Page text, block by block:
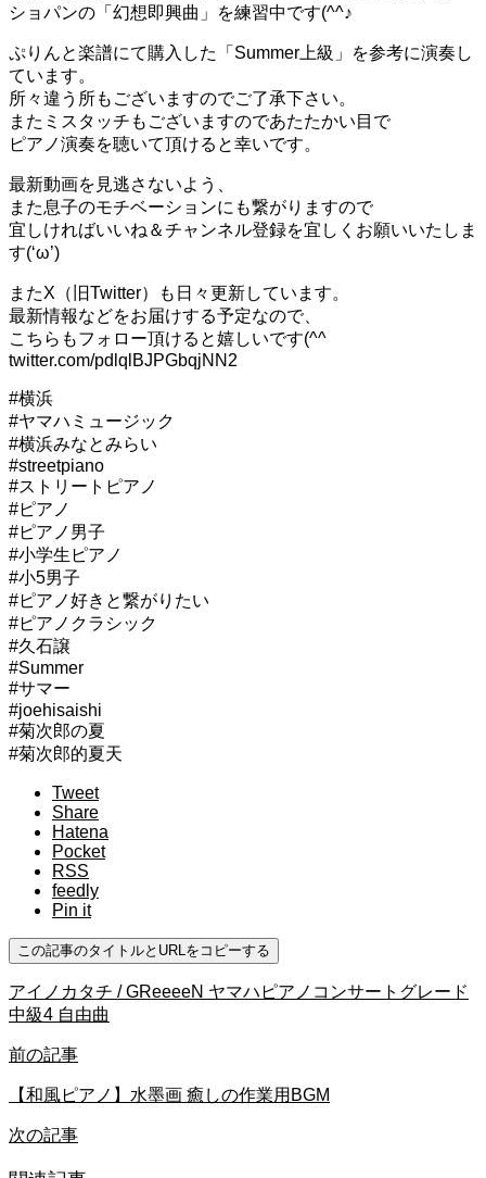
ショパンの「幻想即興曲」を練習中です(^^♪
ぷりんと楽譜にて購入した「Summer上級」を参考に演奏し
ています。
所々違う所もございますのでご了承下さい。
またミスタッチもございますのであたたかい目で
ピアノ演奏を聴いて頂けると幸いです。
最新動画を見逃さないよう、
また息子のモチベーションにも繋がりますので
宜しければいいね＆チャンネル登録を宜しくお願いいたしま
す(‘ω’)
またX（旧Twitter）も日々更新しています。
最新情報などをお届けする予定なので、
こちらもフォロー頂けると嬉しいです(^^
twitter.com/pdlqlBJPGbqjNN2
#横浜
#ヤマハミュージック
#横浜みなとみらい
#streetpiano
#ストリートピアノ
#ピアノ
#ピアノ男子
#小学生ピアノ
#小5男子
#ピアノ好きと繋がりたい
#ピアノクラシック
#久石譲
#Summer
#サマー
#joehisaishi
#菊次郎の夏
#菊次郎的夏天
Tweet
Share
Hatena
Pocket
RSS
feedly
Pin it
この記事のタイトルとURLをコピーする
アイノカタチ / GReeeeN ヤマハピアノコンサートグレード
中級4 自由曲
前の記事
【和風ピアノ】水墨画 癒しの作業用BGM
次の記事